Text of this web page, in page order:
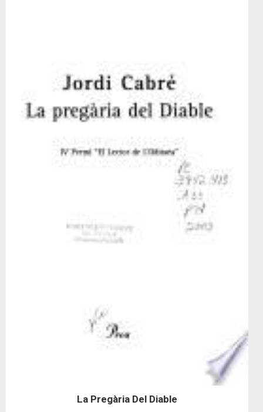
La Pregària Del Diable